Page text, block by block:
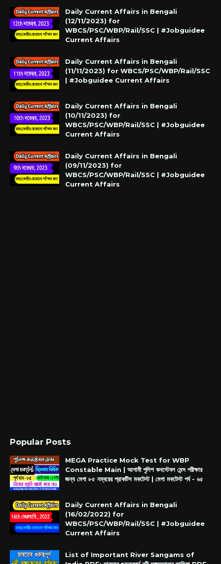
Daily Current Affairs in Bengali
(12/11/2023) for
WBCS/PSC/WBP/Rail/SSC | #Jobguidee
Current Affairs
Daily Current Affairs in Bengali
(11/11/2023) for WBCS/PSC/WBP/Rail/SSC
| #Jobguidee Current Affairs
Daily Current Affairs in Bengali
(10/11/2023) for
WBCS/PSC/WBP/Rail/SSC | #Jobguidee
Current Affairs
Daily Current Affairs in Bengali
(09/11/2023) for
WBCS/PSC/WBP/Rail/SSC | #Jobguidee
Current Affairs
Popular Posts
MEGA Practice Mock Test for WBP
Constable Main | আগামী পুলিশ কনস্টেবল মেন্স পরীক্ষার
জন্য মেগা ৮৫ নম্বরের প্রাকটিস মকটেস্ট | মেগা মকটেস্ট পর্ব - ৬৫
Daily Current Affairs in Bengali
(16/02/2022) for
WBCS/PSC/WBP/Rail/SSC | #Jobguidee
Current Affairs
List of Important River Sangams of